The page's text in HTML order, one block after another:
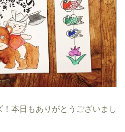
本日もありがとうございまし